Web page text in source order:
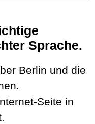
Sprache.
Berlin und die
Seite in